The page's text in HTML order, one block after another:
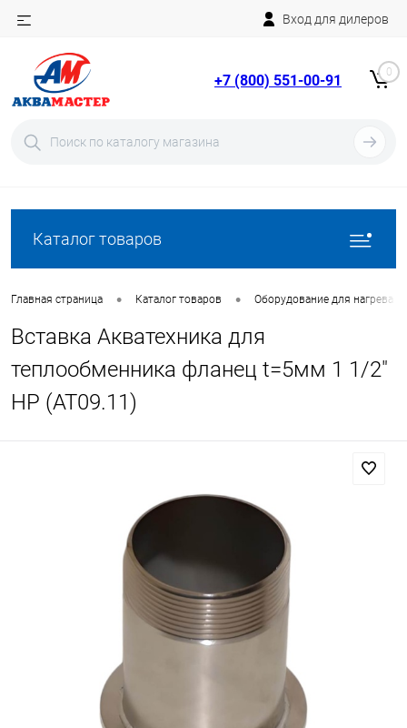
Вход для дилеров
+7 (800) 551-00-91 0
Каталог товаров
Главная страница • Каталог товаров • Оборудование для нагрева
Вставка Акватехника для
теплообменника фланец t=5мм 1 1/2"
НР (AT09.11)